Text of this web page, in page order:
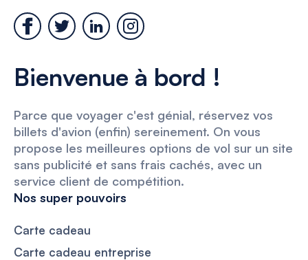
Bienvenue à bord !
Parce que voyager c'est génial, réservez vos
billets d'avion (enfin) sereinement. On vous
propose les meilleures options de vol sur un site
sans publicité et sans frais cachés, avec un
service client de compétition.
Nos super pouvoirs
Carte cadeau
Carte cadeau entreprise